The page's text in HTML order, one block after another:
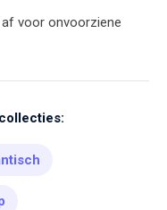
voor onvoorziene